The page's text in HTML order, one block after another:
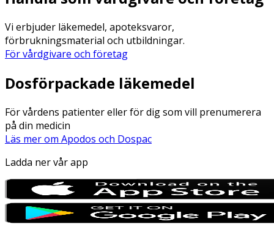
Vi erbjuder läkemedel, apoteksvaror,
förbrukningsmaterial och utbildningar.
För vårdgivare och företag
Dosförpackade läkemedel
För vårdens patienter eller för dig som vill prenumerera
på din medicin
Läs mer om Apodos och Dospac
Ladda ner vår app